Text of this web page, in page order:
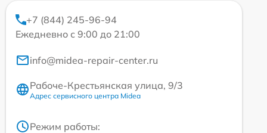
+7 (844) 245-96-94
Ежедневно с 9:00 до 21:00
info@midea-repair-center.ru
Рабоче-Крестьянская улица, 9/3
Адрес сервисного центра Midea
Режим работы: